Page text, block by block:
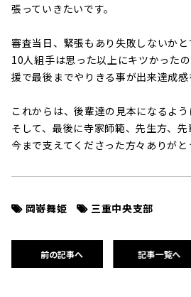
張っていきたいです。
審査当日、緊張もあり失敗しないかと
10人組手は思った以上にキツかった
援で最後までやりきる事が出来達成感
これからは、後輩達の見本になるよう
そして、最後に寺家師範、先生方、先
今まで支えてくださった方々ありがと
岡嵜舞姫 三重中央支部
前の記事へ 記事一覧へ